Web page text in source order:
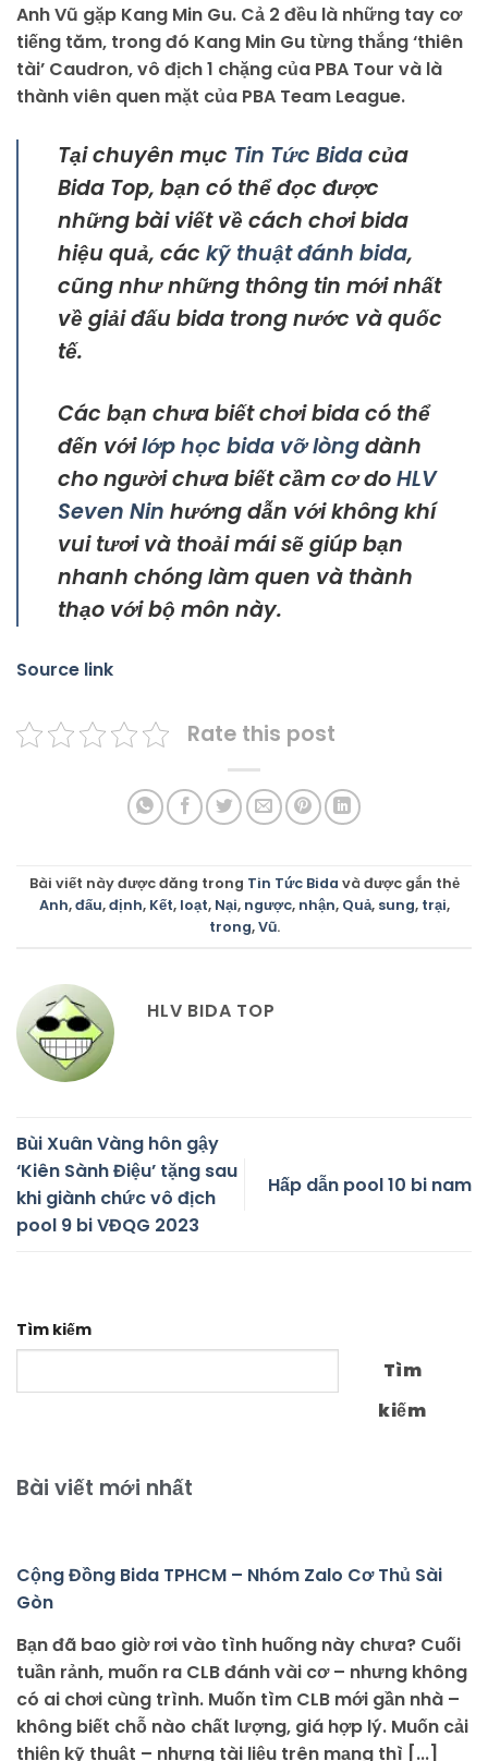
Anh Vũ gặp Kang Min Gu. Cả 2 đều là những tay cơ
tiếng tăm, trong đó Kang Min Gu từng thắng ‘thiên
tài’ Caudron, vô địch 1 chặng của PBA Tour và là
thành viên quen mặt của PBA Team League.
Tại chuyên mục Tin Tức Bidacủa
Bida Top, bạn có thể đọc được
những bài viết về cách chơi bida
hiệu quả, các kỹ thuật đánh bida,
cũng như những thông tin mới nhất
về giải đấu bida trong nước và quốc
tế.
Các bạn chưa biết chơi bida có thể
đến vớilớp học bida vỡ lòngdành
cho người chưa biết cầm cơ doHLV
Seven Nin hướng dẫn với không khí
vui tươi và thoải mái sẽ giúp bạn
nhanh chóng làm quen và thành
thạo với bộ môn này.
Source link
Rate this post
Bài viết này được đăng trong Tin Tức Bida và được gắn thẻ
Anh,đấu,định, Kết, loạt, Nại, ngược, nhận, Quả, sung, trại,
trong,Vũ.
HLV BIDA TOP
Bùi Xuân Vàng hôn gậy
‘Kiên Sành Điệu’ tặng sau
khi giành chức vô địch
pool 9 bi VĐQG 2023
Hấp dẫn pool 10 bi nam
Tìm kiếm
Tìm
kiếm
Bài viết mới nhất
Cộng Đồng Bida TPHCM – Nhóm Zalo Cơ Thủ Sài
Gòn
Bạn đã bao giờ rơi vào tình huống này chưa? Cuối
tuần rảnh, muốn ra CLB đánh vài cơ – nhưng không
có ai chơi cùng trình. Muốn tìm CLB mới gần nhà –
không biết chỗ nào chất lượng, giá hợp lý. Muốn cải
thiện kỹ thuật – nhưng tài liệu trên mạng thì [...]